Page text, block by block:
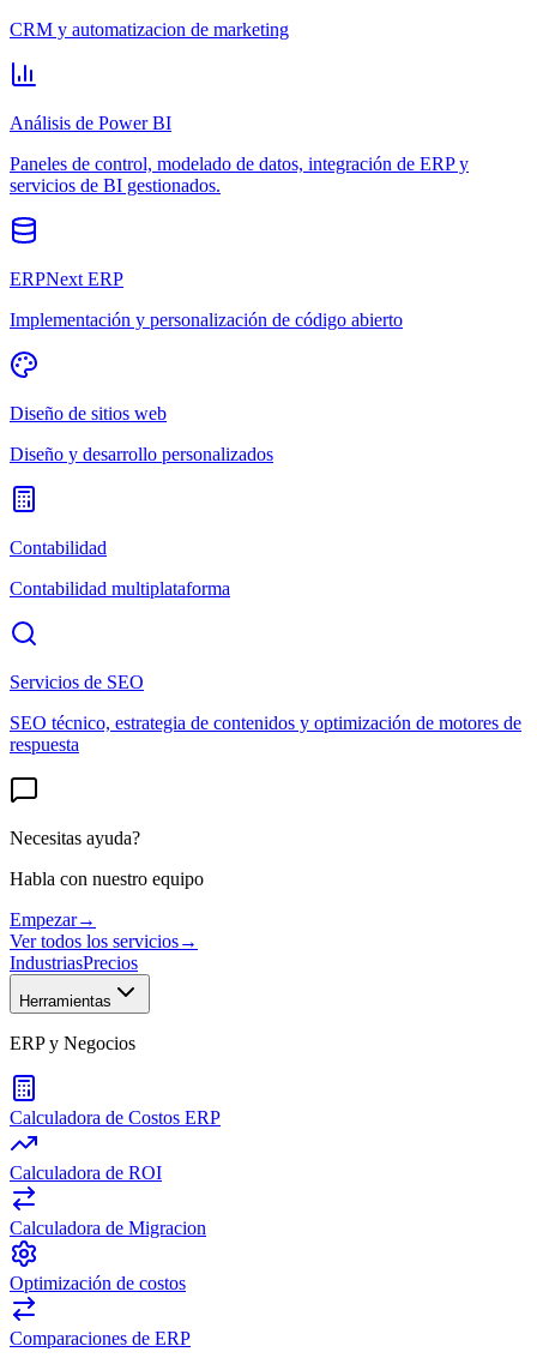
CRM y automatizacion de marketing
Análisis de Power BI
Paneles de control, modelado de datos, integración de ERP y
servicios de BI gestionados.
ERPNext ERP
Implementación y personalización de código abierto
Diseño de sitios web
Diseño y desarrollo personalizados
Contabilidad
Contabilidad multiplataforma
Servicios de SEO
SEO técnico, estrategia de contenidos y optimización de motores de
respuesta
Necesitas ayuda?
Habla con nuestro equipo
Empezar→
Ver todos los servicios→
IndustriasPrecios
Herramientas
ERP y Negocios
Calculadora de Costos ERP
Calculadora de ROI
Calculadora de Migracion
Optimización de costos
Comparaciones de ERP